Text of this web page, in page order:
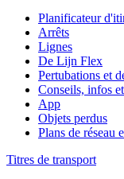
Planificateur
Arrêts
Lignes
De Lijn Flex
Pertubations et
Conseils, infos
App
Objets perdus
Plans de réseau
Titres de transport